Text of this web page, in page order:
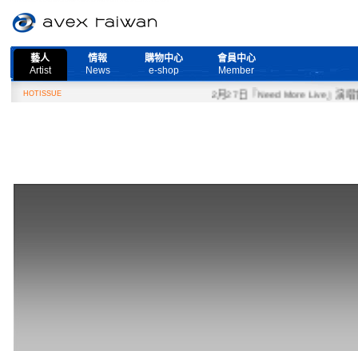
藝人
Artist
情報
News
購物中心
e-shop
會員中心
Member
HOTISSUE 2月27日『Need More Live』演唱會